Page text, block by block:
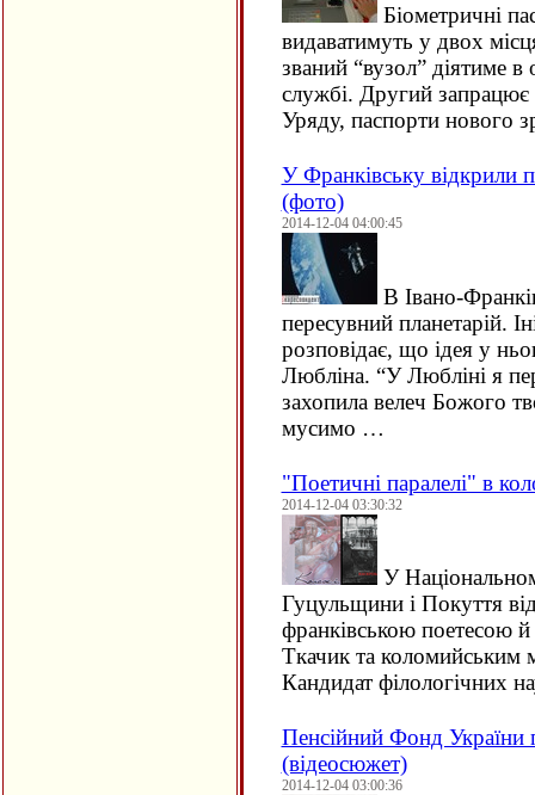
Біометричні
видаватимуть у двох
званий “вузол” діятиме в
службі. Другий запрацює
Уряду, паспорти нового
У Франківську відкрили
(фото)
2014-12-04 04:00:45
В Івано-
пересувний планетарій.
розповідає, що ідея у
Любліна. “У Любліні я
захопила велеч Божого
мусимо …
"Поетичні паралелі" в
2014-12-04 03:30:32
У
Гуцульщини і Покуття
франківською поетесою
Ткачик та
Кандидат філологічних
Пенсійний Фонд України
(відеосюжет)
2014-12-04 03:00:36